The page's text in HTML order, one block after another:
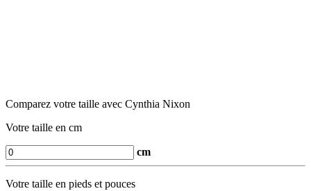
Comparez votre taille avec Cynthia Nixon
Votre taille en cm
cm
Votre taille en pieds et pouces